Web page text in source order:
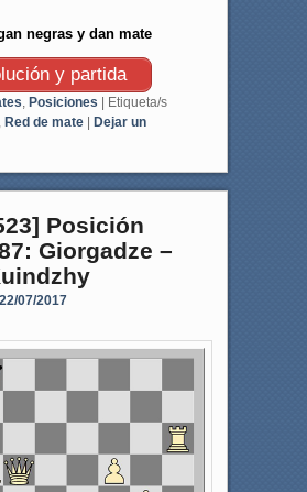
negras y dan mate
y partida
, Posiciones
Etiqueta/s
Red de mate
Dejar un
Posición
Giorgadze –
22/07/2017